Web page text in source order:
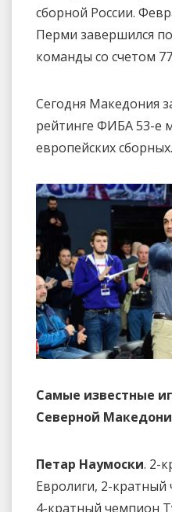
сборной России.
Перми завершился
команды со счетом
Сегодня Македония
рейтинге ФИБА 53-е
европейских сборных.
Самые известные
Северной
Петар Наумоски. 2-
Евролиги, 2-
4-кратный чемпион